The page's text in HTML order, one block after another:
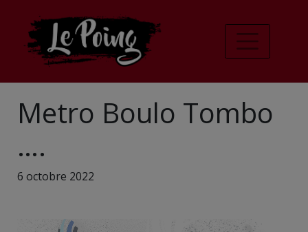
Metro Boulo Tombo
….
6 octobre 2022